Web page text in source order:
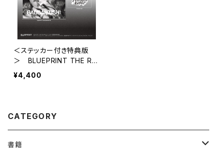
＜ステッカー付き特典版
＞ BLUEPRINT THE RE
CORDS ショップオリジナ
ル限定ステッカー付
¥4,400
CATEGORY
書籍